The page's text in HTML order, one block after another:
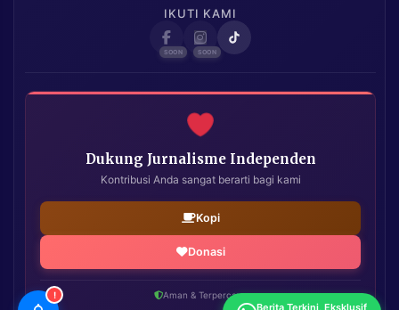
IKUTI KAMI
Dukung Jurnalisme Independen
Kontribusi Anda sangat berarti bagi kami
Kopi
Donasi
Aman & Terpercaya
!
Berita Terkini, Eksklusif